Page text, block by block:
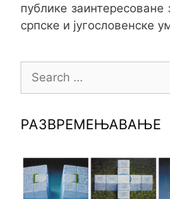
публике заинтересоване
српске и југословенске
for:
РАЗВРЕМЕЊАВАЊЕ